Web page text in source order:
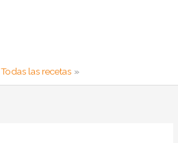
Todas las recetas